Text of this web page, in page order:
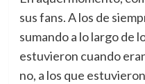
sus fans. A los de
sumando a lo largo de
estuvieron cuando
no, a los que